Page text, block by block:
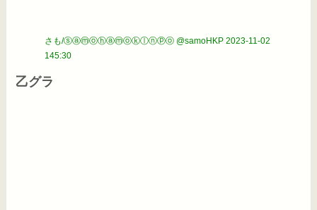
さも/ⓢⓐⓜⓞⓗⓐⓜⓞⓚⓛⓝⓟⓞ @samoHKP 2023-11-02
145:30
乙グラ